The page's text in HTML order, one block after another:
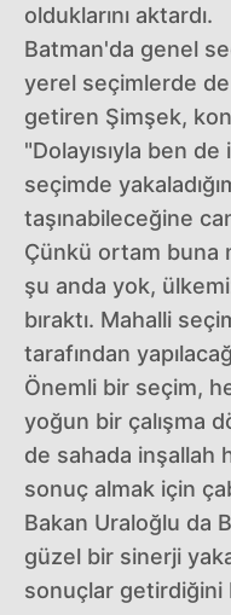
olduklarını aktardı.
Batman'da genel
yerel seçimlerde de
getiren Şimşek,
"Dolayısıyla ben
seçimde
taşınabileceğine
Çünkü ortam buna
şu anda yok,
bıraktı. Mahalli
tarafından
Önemli bir seçim,
yoğun bir çalışma
de sahada inşallah
sonuç almak için
Bakan Uraloğlu da
güzel bir sinerji
sonuçlar getirdiğini